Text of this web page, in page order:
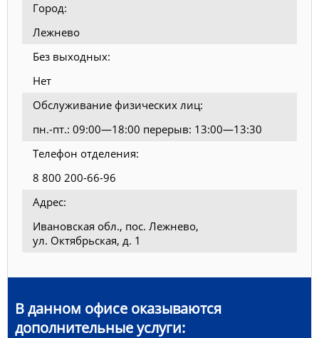
Город:
Лежнево
Без выходных:
Нет
Обслуживание физических лиц:
пн.-пт.: 09:00—18:00 перерыв: 13:00—13:30
Телефон отделения:
8 800 200-66-96
Адрес:
Ивановская обл., пос. Лежнево,
ул. Октябрьская, д. 1
В данном офисе оказываются
дополнительные услуги: